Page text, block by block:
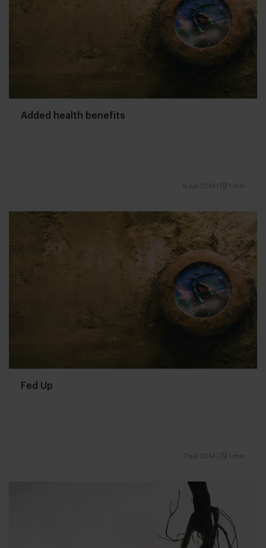
Added health benefits
9 juli 2014 1 min
Fed Up
7 juli 2014 1 min